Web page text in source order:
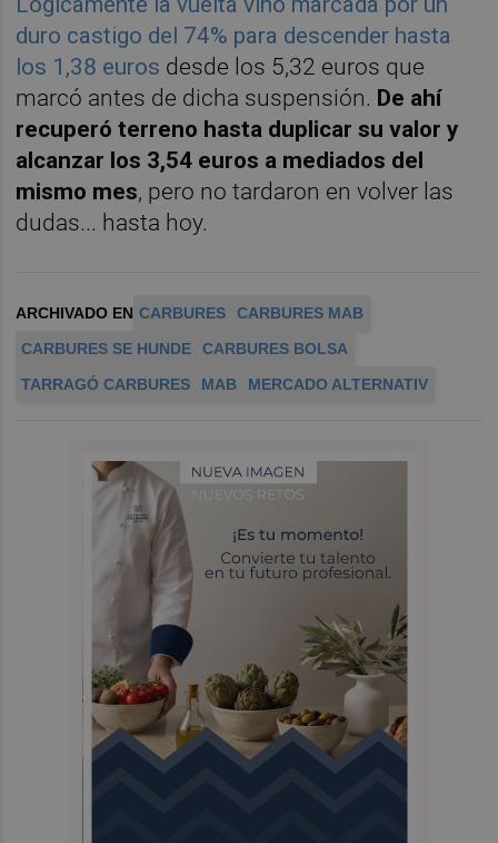
duro castigo del 74% para descender hasta
los 1,38 euros desde los 5,32 euros que
marcó antes de dicha suspensión. De ahí
recuperó terreno hasta duplicar su valor y
alcanzar los 3,54 euros a mediados del
mismo mes, pero no tardaron en volver las
dudas... hasta hoy.
ARCHIVADO EN CARBURES
CARBURES MAB
CARBURES SE HUNDE
CARBURES BOLSA
TARRAGÓ CARBURES
MAB MERCADO ALTERNATIV